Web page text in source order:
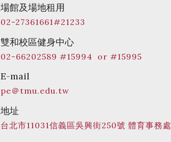
場館及場地租用
02-27361661#21233
雙和校區健身中心
02-66202589 #15994 or #15995
E-mail
pe＠tmu.edu.tw
地址
台北市11031信義區吳興街250號 體育事務處